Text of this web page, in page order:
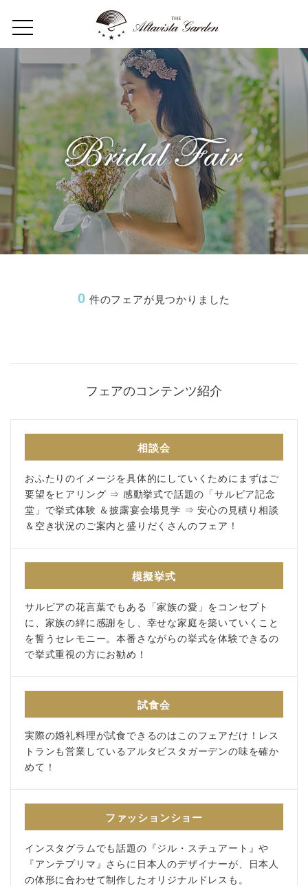
Home
Concept
Restaurant
Wedding
Party
成約者サイト
Facebook Wedding Restaurant Youtube
0 件のフェアが見つかりました
フェアのコンテンツ紹介
相談会
おふたりのイメージを具体的にしていくためにまずはご
要望をヒアリング ⇒ 感動挙式で話題の「サルビア記念
堂」で挙式体験 ＆披露宴会場見学 ⇒ 安心の見積り相談
＆空き状況のご案内と盛りだくさんのフェア！
模擬挙式
サルビアの花言葉でもある「家族の愛」をコンセプト
に、家族の絆に感謝をし、幸せな家庭を築いていくこと
を誓うセレモニー。本番さながらの挙式を体験できるの
で挙式重視の方にお勧め！
試食会
実際の婚礼料理が試食できるのはこのフェアだけ！レス
トランも営業しているアルタビスタガーデンの味を確か
めて！
ファッションショー
インスタグラムでも話題の『ジル・スチュアート』や
『アンテプリマ』さらに日本人のデザイナーが、日本人
の体形に合わせて制作したオリジナルドレスも。